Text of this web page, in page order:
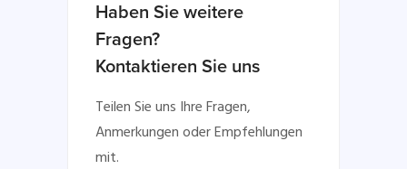
Haben Sie weitere
Fragen?
Kontaktieren Sie uns
Teilen Sie uns Ihre Fragen,
Anmerkungen oder Empfehlungen
mit.